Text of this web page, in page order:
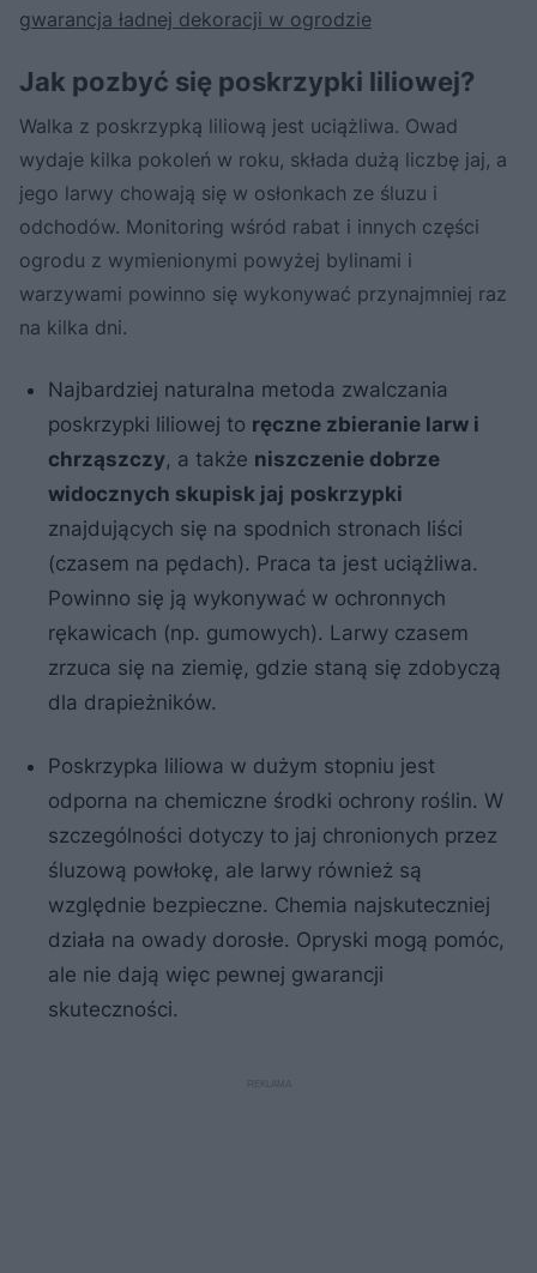
gwarancja ładnej dekoracji w ogrodzie
Jak pozbyć się poskrzypki liliowej?
Walka z poskrzypką liliową jest uciążliwa. Owad
wydaje kilka pokoleń w roku, składa dużą liczbę jaj, a
jego larwy chowają się w osłonkach ze śluzu i
odchodów. Monitoring wśród rabat i innych części
ogrodu z wymienionymi powyżej bylinami i
warzywami powinno się wykonywać przynajmniej raz
na kilka dni.
Najbardziej naturalna metoda zwalczania
poskrzypki liliowej to ręczne zbieranie larw i
chrząszczy, a także niszczenie dobrze
widocznych skupisk jaj poskrzypki
znajdujących się na spodnich stronach liści
(czasem na pędach). Praca ta jest uciążliwa.
Powinno się ją wykonywać w ochronnych
rękawicach (np. gumowych). Larwy czasem
zrzuca się na ziemię, gdzie staną się zdobyczą
dla drapieżników.
Poskrzypka liliowa w dużym stopniu jest
odporna na chemiczne środki ochrony roślin. W
szczególności dotyczy to jaj chronionych przez
śluzową powłokę, ale larwy również są
względnie bezpieczne. Chemia najskuteczniej
działa na owady dorosłe. Opryski mogą pomóc,
ale nie dają więc pewnej gwarancji
skuteczności.